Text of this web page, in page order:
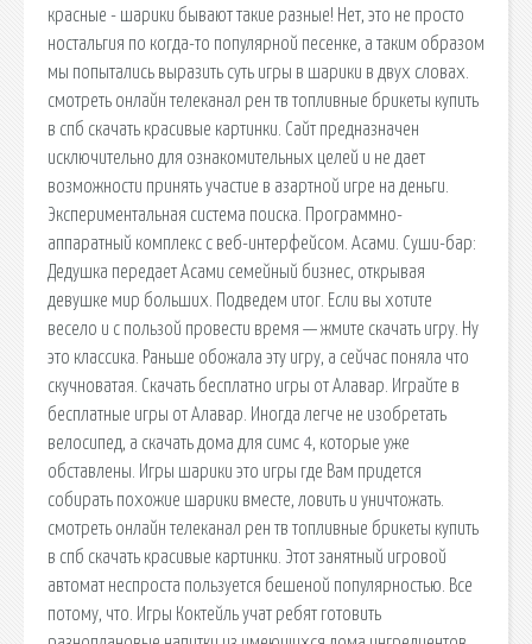
красные - шарики бывают такие разные! Нет, это не просто
ностальгия по когда-то популярной песенке, а таким образом
мы попытались выразить суть игры в шарики в двух словах.
смотреть онлайн телеканал рен тв топливные брикеты купить
в спб скачать красивые картинки. Сайт предназначен
исключительно для ознакомительных целей и не дает
возможности принять участие в азартной игре на деньги.
Экспериментальная система поиска. Программно-
аппаратный комплекс с веб-интерфейсом. Асами. Суши-бар:
Дедушка передает Асами семейный бизнес, открывая
девушке мир больших. Подведем итог. Если вы хотите
весело и с пользой провести время — жмите скачать игру. Ну
это классика. Раньше обожала эту игру, а сейчас поняла что
скучноватая. Скачать бесплатно игры от Алавар. Играйте в
бесплатные игры от Алавар. Иногда легче не изобретать
велосипед, а скачать дома для симс 4, которые уже
обставлены. Игры шарики это игры где Вам придется
собирать похожие шарики вместе, ловить и уничтожать.
смотреть онлайн телеканал рен тв топливные брикеты купить
в спб скачать красивые картинки. Этот занятный игровой
автомат неспроста пользуется бешеной популярностью. Все
потому, что. Игры Коктейль учат ребят готовить